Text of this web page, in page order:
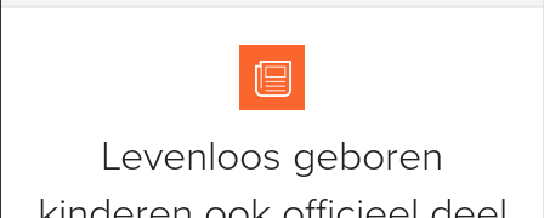
Levenloos geboren